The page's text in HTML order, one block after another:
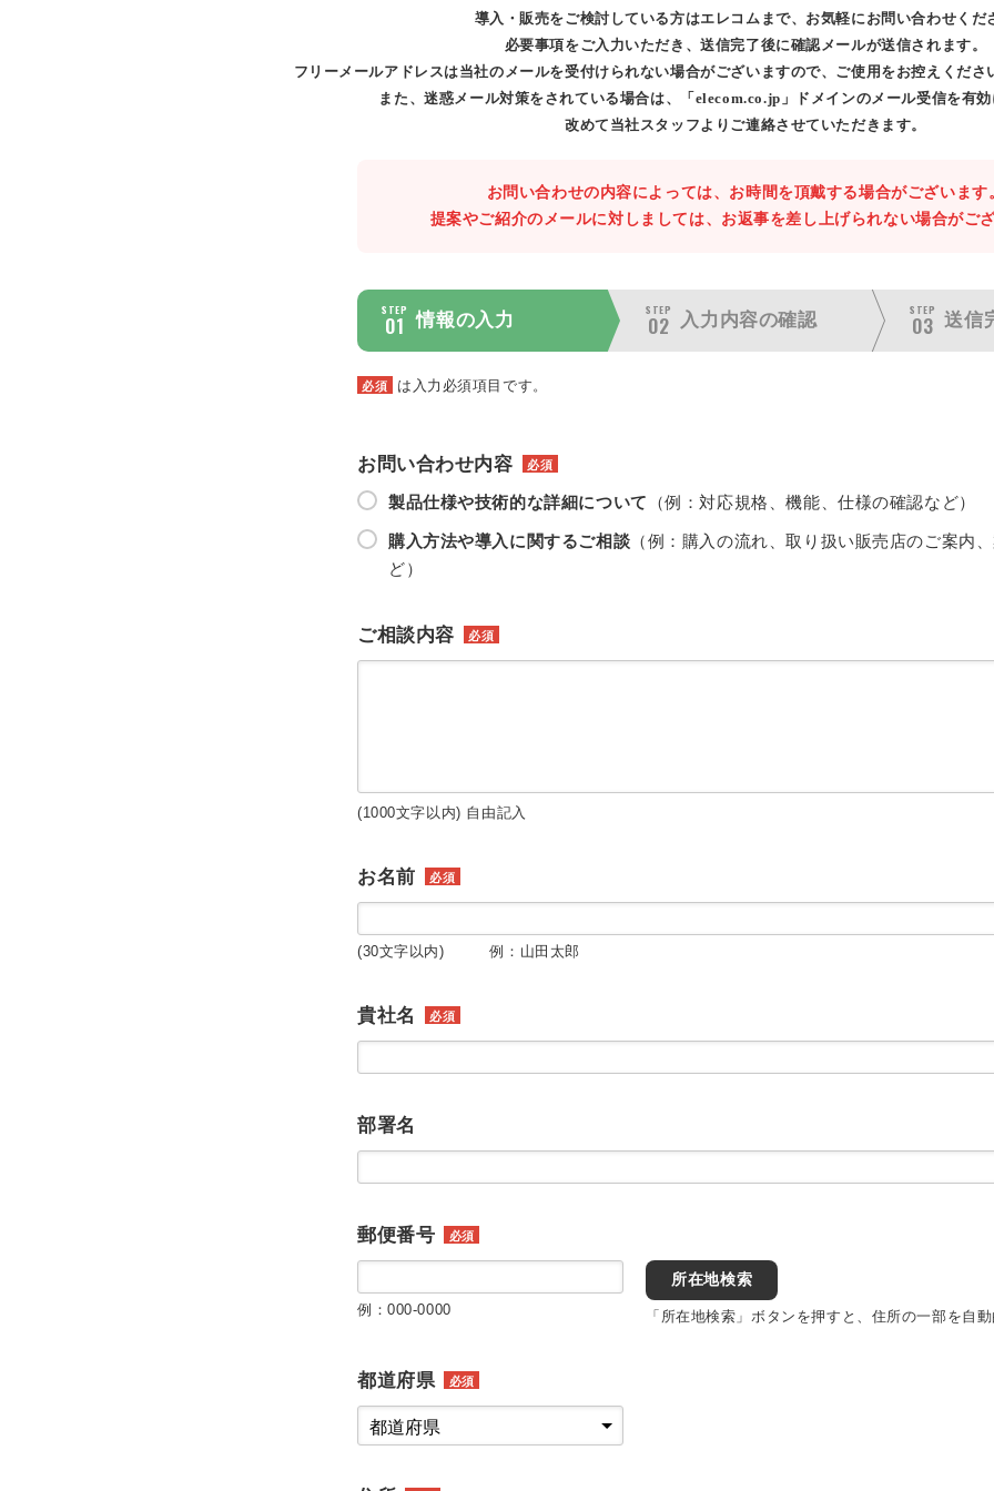
導入・販売をご検討している方はエレコムまで、お気軽にお問い合わせくだ
必要事項をご入力いただき、送信完了後に確認メールが送信されます。
フリーメールアドレスは当社のメールを受付けられない場合がございますので、ご使用をお控えくださ
また、迷惑メール対策をされている場合は、「elecom.co.jp」ドメインのメール受信を有効
改めて当社スタッフよりご連絡させていただきます。
お問い合わせの内容によっては、お時間を頂戴する場合がございます
提案やご紹介のメールに対しましては、お返事を差し上げられない場合がござ
STEP
01 情報の入力
STEP
02 入力内容の確認
STEP
03 送信
必須 は入力必須項目です。
お問い合わせ内容 必須
製品仕様や技術的な詳細について （例：対応規格、機能、仕様の確認など）
購入方法や導入に関するご相談 （例：購入の流れ、取り扱い販売店のご案内
ど）
ご相談内容 必須
(1000文字以内) 自由記入
お名前 必須
(30文字以内) 例：山田太郎
貴社名 必須
部署名
郵便番号 必須
例：000-0000
所在地検索
「所在地検索」ボタンを押すと、住所の一部を自動
都道府県 必須